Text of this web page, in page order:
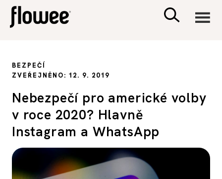
PSYCHOLOGIE
SEX A VZTAHY
BEZPEČÍ
ZVEŘEJNĚNO: 12. 9. 2019
Nebezpečí pro americké volby
v roce 2020? Hlavně
Instagram a WhatsApp